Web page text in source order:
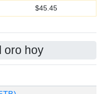
$45.45
oro hoy